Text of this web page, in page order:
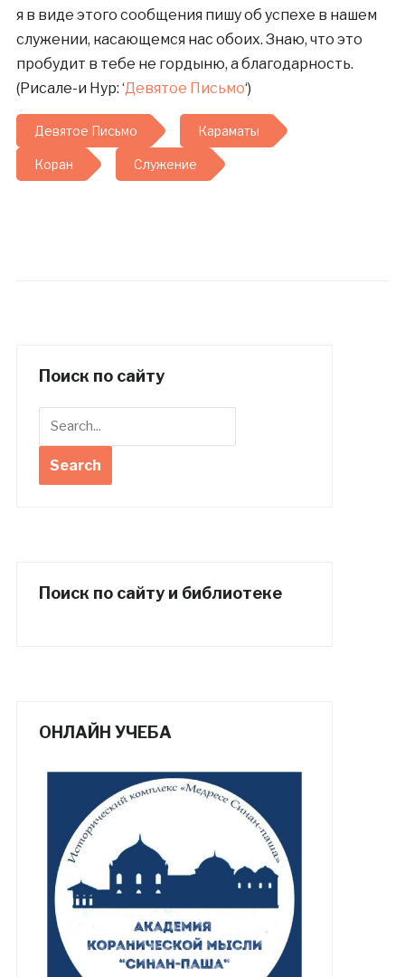
я в виде этого сообщения пишу об успехе в нашем
служении, касающемся нас обоих. Знаю, что это
пробудит в тебе не гордыню, а благодарность.
(Рисале-и Нур: ‘Девятое Письмо‘)
Девятое Письмо Караматы
Коран Служение
Поиск по сайту
Поиск по сайту и библиотеке
ОНЛАЙН УЧЕБА